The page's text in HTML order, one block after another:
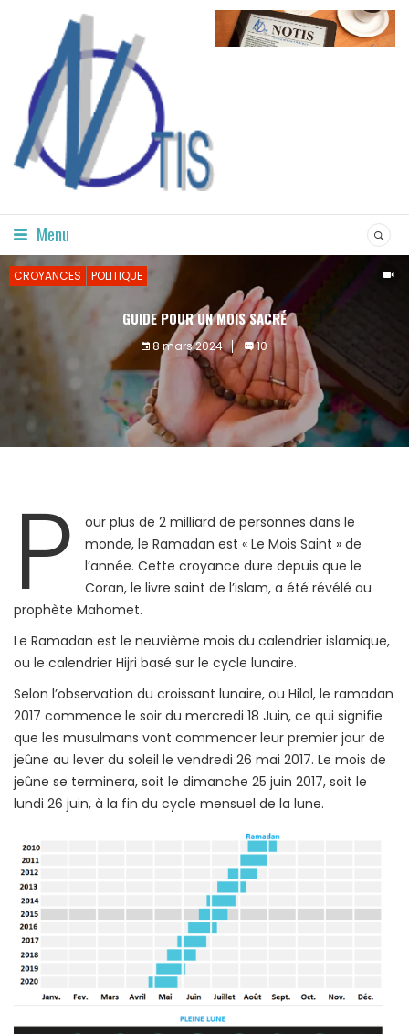
Menu
CROYANCES POLITIQUE
GUIDE POUR UN MOIS SACRÉ
8 mars 2024 10
P
our plus de 2 milliard de personnes dans le
monde, le Ramadan est « Le Mois Saint » de
l’année. Cette croyance dure depuis que le
Coran, le livre saint de l’islam, a été révélé au
prophète Mahomet.
Le Ramadan est le neuvième mois du calendrier islamique,
ou le calendrier Hijri basé sur le cycle lunaire.
Selon l’observation du croissant lunaire, ou Hilal, le ramadan
2017 commence le soir du mercredi 18 Juin, ce qui signifie
que les musulmans vont commencer leur premier jour de
jeûne au lever du soleil le vendredi 26 mai 2017. Le mois de
jeûne se terminera, soit le dimanche 25 juin 2017, soit le
lundi 26 juin, à la fin du cycle mensuel de la lune.